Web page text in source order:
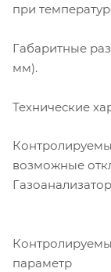
при
Габаритные
мм).
Технические
возможные
параметр